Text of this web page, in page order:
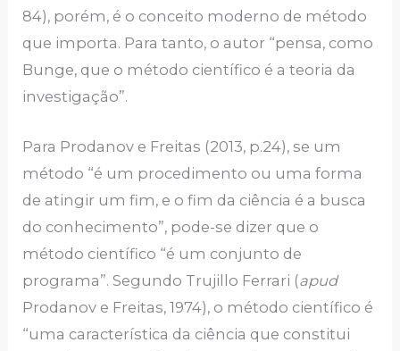
84), porém, é o conceito moderno de método
que importa. Para tanto, o autor “pensa, como
Bunge, que o método científico é a teoria da
investigação”.
Para Prodanov e Freitas (2013, p.24), se um
método “é um procedimento ou uma forma
de atingir um fim, e o fim da ciência é a busca
do conhecimento”, pode-se dizer que o
método científico “é um conjunto de
programa”. Segundo Trujillo Ferrari (apud
Prodanov e Freitas, 1974), o método científico é
“uma característica da ciência que constitui